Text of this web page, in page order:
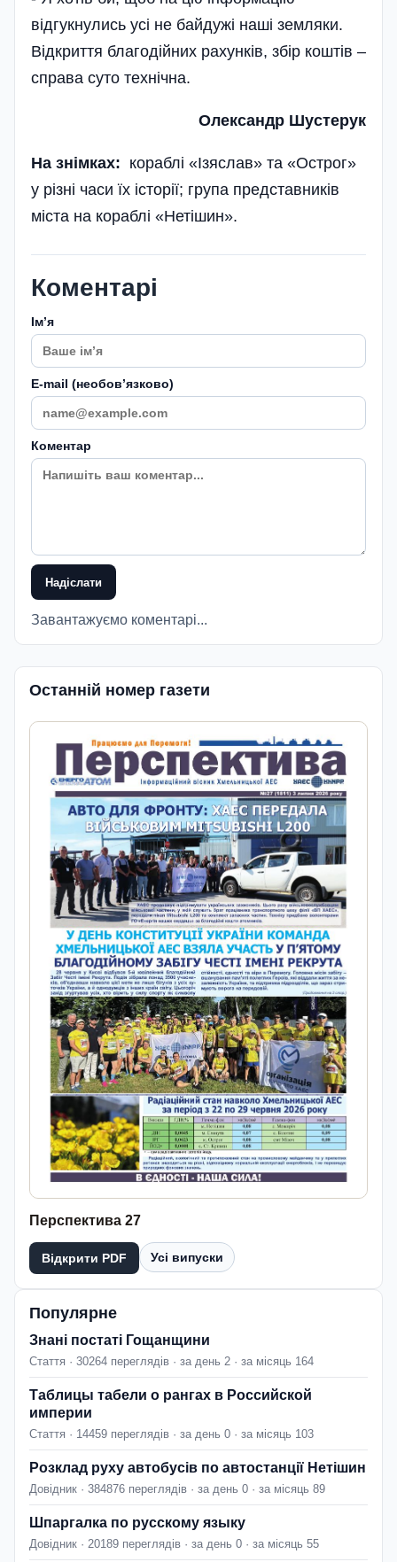
відгукнулись усі не байдужі наші земляки.
Відкриття благодійних рахункі­в, збір коштів –
справа суто технічна.
Олександр Шустерук
На знімках: кораблі «Ізяслав» та «Острог»
у різні часи їх історії; група представників
міста на кораблі «Нетішин».
Коментарі
Імʼя
E-mail (необовʼязково)
Коментар
Надіслати
Завантажуємо коментарі...
Останній номер газети
Перспектива 27
Відкрити PDF Усі випуски
Популярне
Знані постаті Гощанщини
Стаття · 30264 переглядів · за день 2 · за місяць 164
Таблицы табели о рангах в Российской
империи
Стаття · 14459 переглядів · за день 0 · за місяць 103
Розклад руху автобусів по автостанції Нетішин
Довідник · 384876 переглядів · за день 0 · за місяць 89
Шпаргалка по русскому языку
Довідник · 20189 переглядів · за день 0 · за місяць 55